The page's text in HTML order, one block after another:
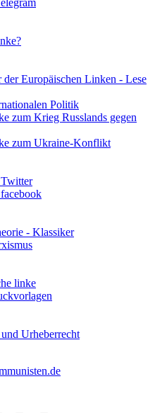
der Europäischen Linken - Lese
Politik
zum Krieg Russlands gegen
zum Ukraine-Konflikt
- Klassiker
linke
Urheberrecht